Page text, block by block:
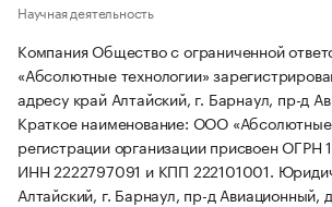
Научная деятельность
Компания Общество с ограниченной
«Абсолютные технологии»
адресу край Алтайский, г. Барнаул, пр-д
Краткое наименование: ООО «Абсолютные
регистрации организации присвоен ОГРН
ИНН 2222797091 и КПП 222101001.
Алтайский, г. Барнаул, пр-д Авиационный,